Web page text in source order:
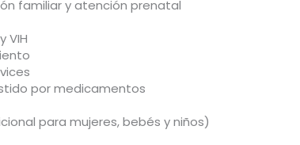
familiar y atención prenatal
VIH
por medicamentos
para mujeres, bebés y niños)